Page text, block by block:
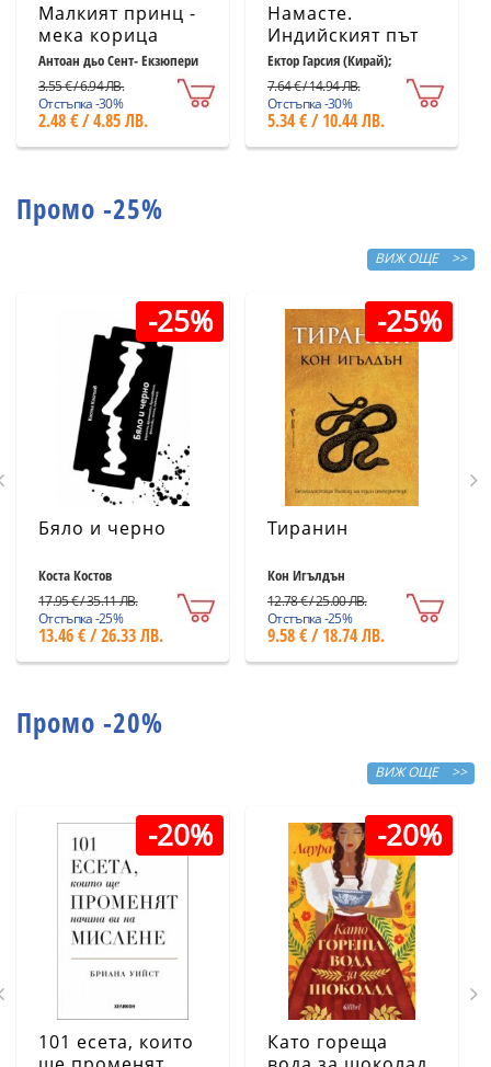
Малкият принц -
мека корица
светлосиня
Антоан дьо Сент- Екзюпери
3.55 € / 6.94 ЛВ.
Отстъпка -30%
2.48 € / 4.85 ЛВ.
Намасте.
Индийският път
към щастието,
удовлетворението
и успеха
Ектор Гарсия (Кирай);
7.64 € / 14.94 ЛВ.
Отстъпка -30%
5.34 € / 10.44 ЛВ.
Промо -25%
ВИЖ ОЩЕ >>
-25%
Бяло и черно
Коста Костов
17.95 € / 35.11 ЛВ.
Отстъпка -25%
13.46 € / 26.33 ЛВ.
-25%
Тиранин
Кон Игълдън
12.78 € / 25.00 ЛВ.
Отстъпка -25%
9.58 € / 18.74 ЛВ.
Промо -20%
ВИЖ ОЩЕ >>
-20%
101 есета, които
-20%
Като гореща